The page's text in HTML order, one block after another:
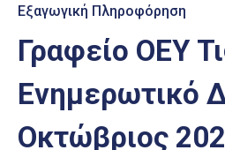
Επιχειρηματική
Υποστήριξη
Έκθεση
Εξαγωγική Πληροφόρηση
Γραφείο ΟΕΥ
Ενημερωτικό
Οκτώβριος